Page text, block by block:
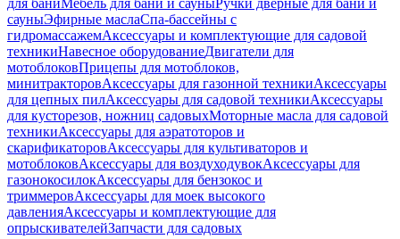
для баниМебель для бани и сауныРучки дверные для бани и
сауныЭфирные маслаСпа-бассейны с
гидромассажемАксессуары и комплектующие для садовой
техникиНавесное оборудованиеДвигатели для
мотоблоковПрицепы для мотоблоков,
минитракторовАксессуары для газонной техникиАксессуары
для цепных пилАксессуары для садовой техникиАксессуары
для кусторезов, ножниц садовыхМоторные масла для садовой
техникиАксессуары для аэратоторов и
скарификаторовАксессуары для культиваторов и
мотоблоковАксессуары для воздуходувокАксессуары для
газонокосилокАксессуары для бензокос и
триммеровАксессуары для моек высокого
давленияАксессуары и комплектующие для
опрыскивателейЗапчасти для садовых